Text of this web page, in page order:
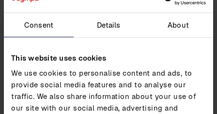
Consent Details About
This website uses cookies
We use cookies to personalise content and ads, to
provide social media features and to analyse our
traffic. We also share information about your use of
our site with our social media, advertising and
Nopeampi ja joustavampi raportointi
räätälöityjä raportteja nopeasti suodattimien ja
reaaliaikaisen datan avulla sekä operatiivisiin tarpeisiin
että päätöksenteon tueksi.
"Raportointityökalu on upea," Mia kertoo. "Viidessä
minuutissa saan raportin, jossa on kaikki tarvitsemani